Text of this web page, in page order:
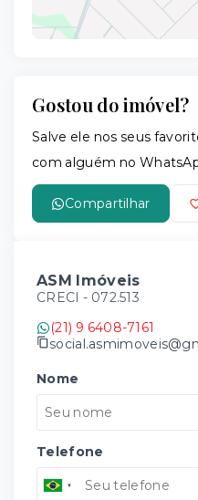
Gostou do imóvel?
Salve ele nos seus
com alguém no
Compartilhar
ASM Imóveis
CRECI - 072.513
(21) 9 6408-7161
Nome
Telefone